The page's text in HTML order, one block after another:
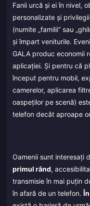
Fanii urcă și ei în nivel,
personalizate și
(numite „familii” sau
și împart veniturile.
GALA produc economii
aplicației. Și pentru că
început pentru mobil,
camerelor, aplicarea
oaspeților pe scenă)
telefon decât aproape
Oamenii sunt interesați
primul rând,
transmisie în mai puțin
în afară de un telefon.